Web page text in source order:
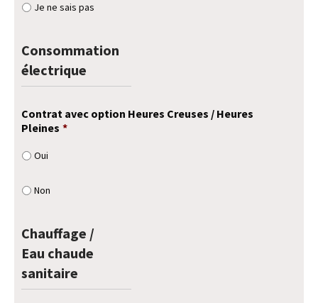
Je ne sais pas
Consommation
électrique
Contrat avec option Heures Creuses / Heures
Pleines *
Oui
Non
Chauffage /
Eau chaude
sanitaire